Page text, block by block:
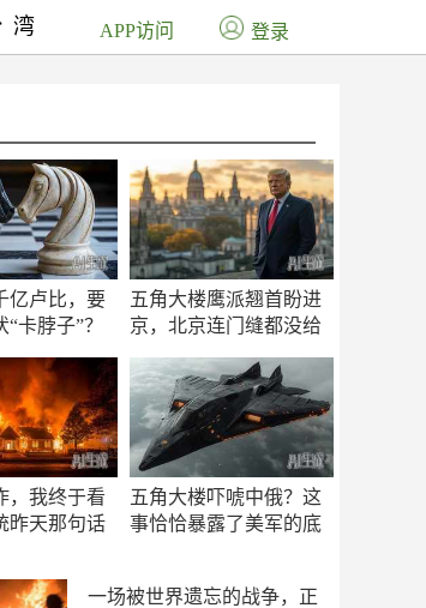
亿卢比，要
卡脖子”？
五角大楼鹰派翘首盼进
京，北京连门缝都没给
，我终于看
昨天那句话
五角大楼吓唬中俄？这
事恰恰暴露了美军的底
一场被世界遗忘的战争，正
湾 APP访问 登录